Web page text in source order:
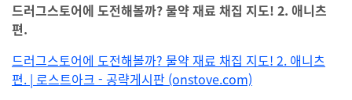
드러그스토어에 도전해볼까? 물약 재료 채집 지도! 2. 애니츠
편.
드러그스토어에 도전해볼까? 물약 재료 채집 지도! 2. 애니츠
편. | 로스트아크 - 공략게시판 (onstove.com)